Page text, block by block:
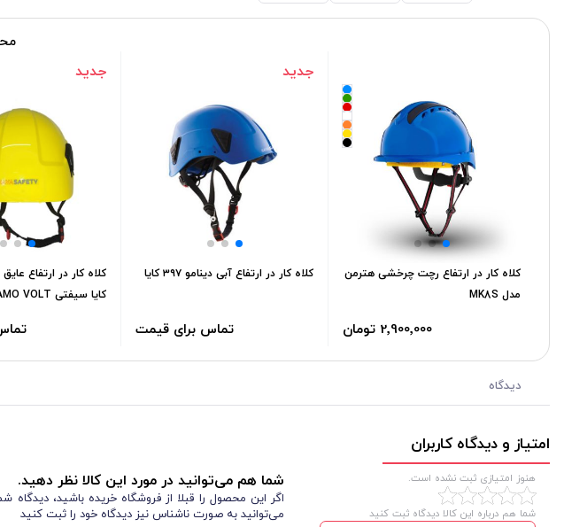
کلاه کار در ارتفاع رچت چرخشی هترمن
مدل MK8S
2٬900٬000 تومان
جدید
کلاه کار در ارتفاع آبی دینامو ۳۹۷ کایا
تماس برای قیمت
جدید
کلاه کار در ارتفاع
کایا سیفتی DYNAMO VOLT
دیدگاه
امتیاز و دیدگاه کاربران
هنوز امتیازی ثبت نشده است.
شما هم درباره این کالا دیدگاه ثبت کنید
شما هم می‌توانید در مورد این کالا نظر دهید.
اگر این محصول را قبلا از فروشگاه خریده باشید،
می‌توانید به صورت ناشناس نیز دیدگاه خود را ثبت کنید